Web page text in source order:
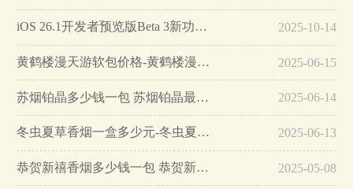
iOS 26.1开发者预览版Beta 3新功能详解… 2025-10-14
黄鹤楼漫天游软包价格-黄鹤楼漫天游软包多少钱一盒… 2025-06-15
苏烟铂晶多少钱一包 苏烟铂晶最新价格… 2025-06-14
冬虫夏草香烟一盒多少元-冬虫夏草香烟一盒多少元2025最新价格… 2025-06-13
恭贺新禧香烟多少钱一包 恭贺新禧香烟价格表和图片… 2025-05-08